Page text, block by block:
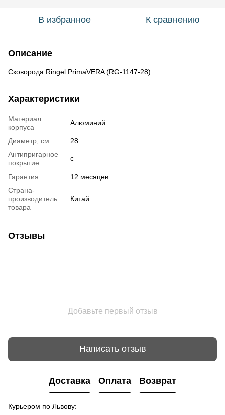
В избранное К сравнению
Описание
Сковорода Ringel PrimaVERA (RG-1147-28)
Характеристики
Материал
корпуса
Алюминий
Диаметр, см
28
Антипригарное
покрытие
є
Гарантия
12 месяцев
Страна-
производитель
товара
Китай
Отзывы
Добавьте первый отзыв
Написать отзыв
Доставка Оплата Возврат
Курьером по Львову: